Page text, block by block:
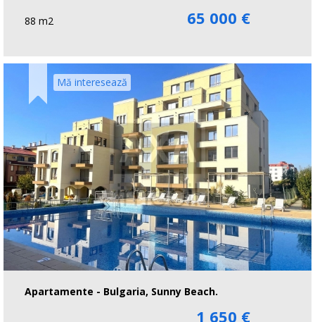
88 m2 65 000 €
Mă interesează
Apartamente - Bulgaria, Sunny Beach.
1 650 €